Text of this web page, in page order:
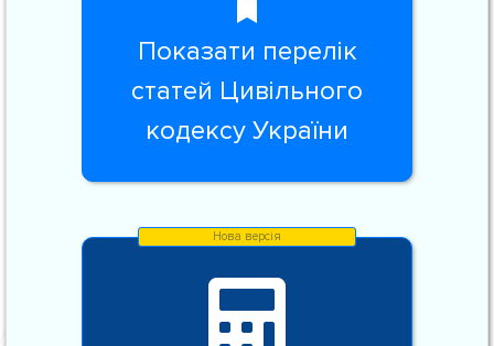
Показати перелік
статей Цивільного
кодексу України